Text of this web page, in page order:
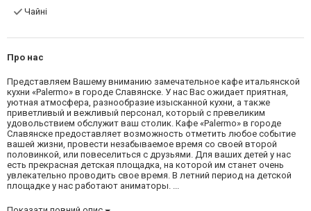
Чайні
Про нас
Представляем Вашему вниманию замечательное кафе итальянской
кухни «Palermo» в городе Славянске. У нас Вас ожидает приятная,
уютная атмосфера, разнообразие изысканной кухни, а также
приветливый и вежливый персонал, который с превеликим
удовольствием обслужит ваш столик. Кафе «Palermo» в городе
Славянске предоставляет возможность отметить любое событие
вашей жизни, провести незабываемое время со своей второй
половинкой, или повеселиться с друзьями. Для ваших детей у нас
есть прекрасная детская площадка, на которой им станет очень
увлекательно проводить свое время. В летний период на детской
площадке у нас работают аниматоры. ...